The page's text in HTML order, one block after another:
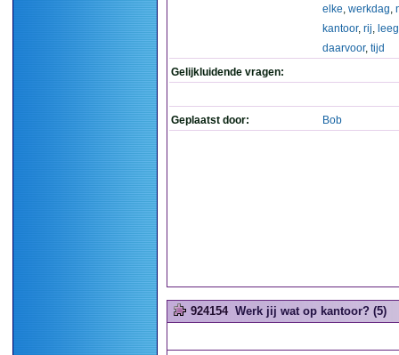
elke, werkdag,
kantoor, rij, leeg
daarvoor, tijd
Gelijkluidende vragen:
Geplaatst door: Bob
924154 Werk jij wat op kantoor? (5)